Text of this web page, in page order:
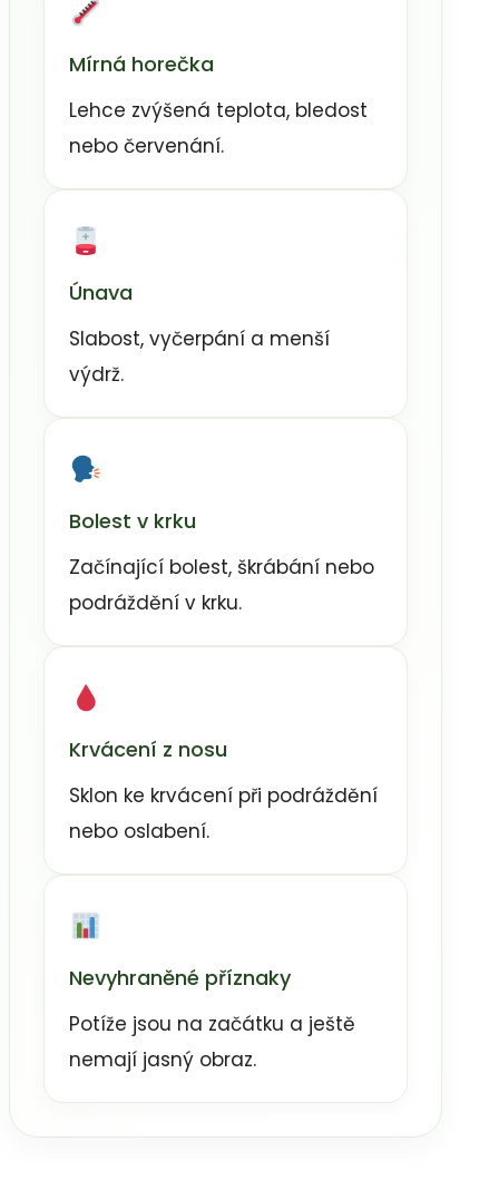
Mírná horečka
Lehce zvýšená teplota, bledost
nebo červenání.
Únava
Slabost, vyčerpání a menší
výdrž.
Bolest v krku
Začínající bolest, škrábání nebo
podráždění v krku.
Krvácení z nosu
Sklon ke krvácení při podráždění
nebo oslabení.
Nevyhraněné příznaky
Potíže jsou na začátku a ještě
nemají jasný obraz.